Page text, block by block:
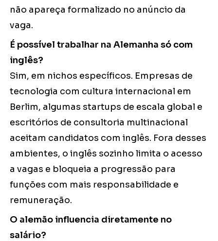
não apareça formalizado no anúncio da
vaga.
É possível trabalhar na Alemanha só com
inglês?
Sim, em nichos específicos. Empresas de
tecnologia com cultura internacional em
Berlim, algumas startups de escala global e
escritórios de consultoria multinacional
aceitam candidatos com inglês. Fora desses
ambientes, o inglês sozinho limita o acesso
a vagas e bloqueia a progressão para
funções com mais responsabilidade e
remuneração.
O alemão influencia diretamente no
salário?